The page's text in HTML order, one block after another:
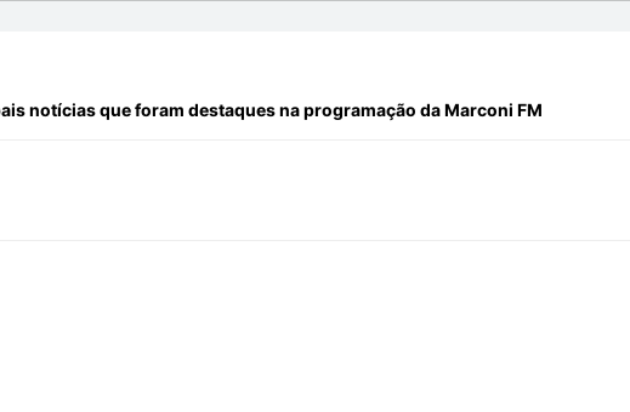
notícias que foram destaques na programação da Marconi FM